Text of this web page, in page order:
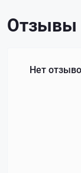
Отзывы
Нет